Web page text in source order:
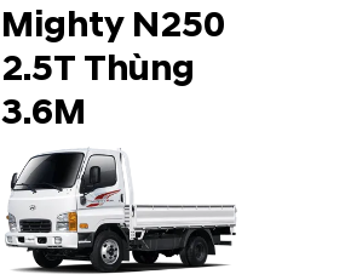
Mighty N250
2.5T Thùng
3.6M